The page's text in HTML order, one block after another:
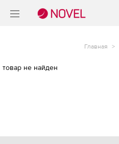
Главная >
товар не найден